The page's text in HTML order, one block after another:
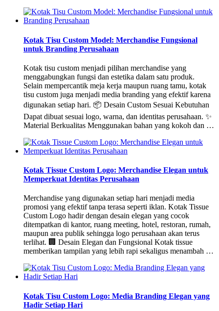
Kotak Tisu Custom Model: Merchandise Fungsional
untuk Branding Perusahaan
Kotak tisu custom menjadi pilihan merchandise yang
menggabungkan fungsi dan estetika dalam satu produk.
Selain mempercantik meja kerja maupun ruang tamu, kotak
tisu custom juga menjadi media branding yang efektif karena
digunakan setiap hari. 📦 Desain Custom Sesuai Kebutuhan
Dapat dibuat sesuai logo, warna, dan identitas perusahaan. ✨
Material Berkualitas Menggunakan bahan yang kokoh dan …
Kotak Tissue Custom Logo: Merchandise Elegan untuk
Memperkuat Identitas Perusahaan
Merchandise yang digunakan setiap hari menjadi media
promosi yang efektif tanpa terasa seperti iklan. Kotak Tissue
Custom Logo hadir dengan desain elegan yang cocok
ditempatkan di kantor, ruang meeting, hotel, restoran, rumah,
maupun area publik sehingga logo perusahaan akan terus
terlihat. 🏢 Desain Elegan dan Fungsional Kotak tissue
memberikan tampilan yang lebih rapi sekaligus menambah …
Kotak Tisu Custom Logo: Media Branding Elegan yang
Hadir Setiap Hari